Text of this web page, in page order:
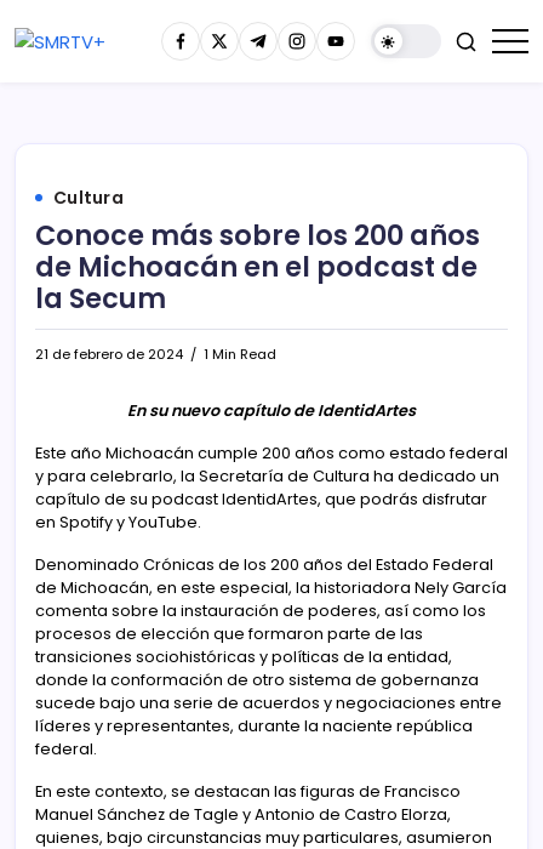
Cultura
Conoce más sobre los 200 años
de Michoacán en el podcast de
la Secum
21 de febrero de 2024 1 Min Read
En su nuevo capítulo de IdentidArtes
Este año Michoacán cumple 200 años como estado federal
y para celebrarlo, la Secretaría de Cultura ha dedicado un
capítulo de su podcast IdentidArtes, que podrás disfrutar
en Spotify y YouTube.
Denominado Crónicas de los 200 años del Estado Federal
de Michoacán, en este especial, la historiadora Nely García
comenta sobre la instauración de poderes, así como los
procesos de elección que formaron parte de las
transiciones sociohistóricas y políticas de la entidad,
donde la conformación de otro sistema de gobernanza
sucede bajo una serie de acuerdos y negociaciones entre
líderes y representantes, durante la naciente república
federal.
En este contexto, se destacan las figuras de Francisco
Manuel Sánchez de Tagle y Antonio de Castro Elorza,
quienes, bajo circunstancias muy particulares, asumieron